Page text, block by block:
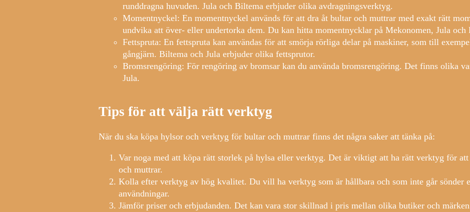
runddragna huvuden. Jula och Biltema erbjuder olika avdragningsverktyg.
Momentnyckel: En momentnyckel används för att dra åt bultar och muttrar med exakt rätt
undvika att över- eller undertorka dem. Du kan hitta momentnycklar på Mekonomen, Jula och
Fettspruta: En fettspruta kan användas för att smörja rörliga delar på maskiner, som till
gångjärn. Biltema och Jula erbjuder olika fettsprutor.
Bromsrengöring: För rengöring av bromsar kan du använda bromsrengöring. Det finns olika
Jula.
Tips för att välja rätt verktyg
När du ska köpa hylsor och verktyg för bultar och muttrar finns det några saker att tänka på:
Var noga med att köpa rätt storlek på hylsa eller verktyg. Det är viktigt att ha rätt verktyg för
och muttrar.
Kolla efter verktyg av hög kvalitet. Du vill ha verktyg som är hållbara och som inte går sönder
användningar.
Jämför priser och erbjudanden. Det kan vara stor skillnad i pris mellan olika butiker och